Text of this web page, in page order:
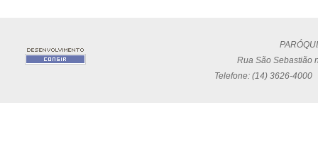
Rua São Sebastião
Telefone: (14) 3626-